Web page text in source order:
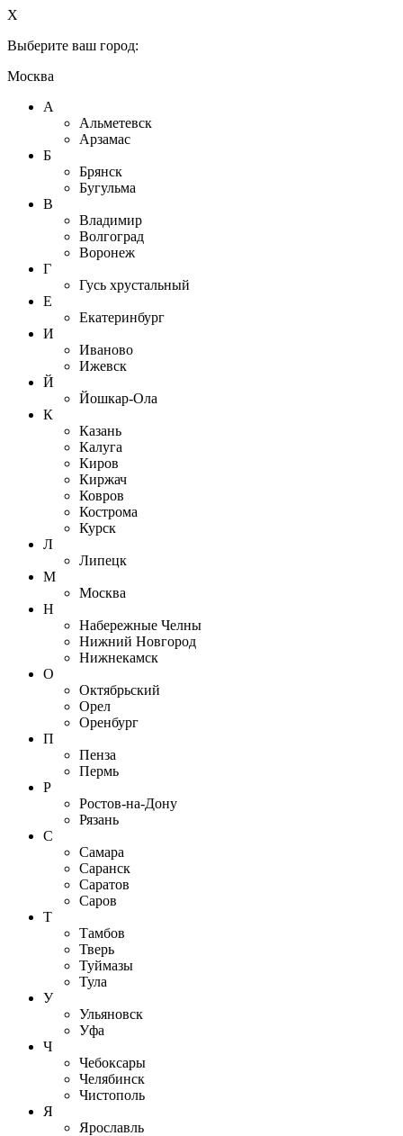
X
Выберите ваш город:
Москва
А
Альметевск
Арзамас
Б
Брянск
Бугульма
В
Владимир
Волгоград
Воронеж
Г
Гусь хрустальный
Е
Екатеринбург
И
Иваново
Ижевск
Й
Йошкар-Ола
К
Казань
Калуга
Киров
Киржач
Ковров
Кострома
Курск
Л
Липецк
М
Москва
Н
Набережные Челны
Нижний Новгород
Нижнекамск
О
Октябрьский
Орел
Оренбург
П
Пенза
Пермь
Р
Ростов-на-Дону
Рязань
С
Самара
Саранск
Саратов
Саров
Т
Тамбов
Тверь
Туймазы
Тула
У
Ульяновск
Уфа
Ч
Чебоксары
Челябинск
Чистополь
Я
Ярославль